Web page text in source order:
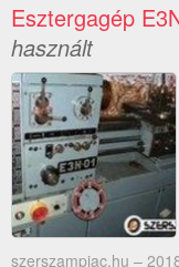
Esztergagép
használt
szerszampiac.hu –